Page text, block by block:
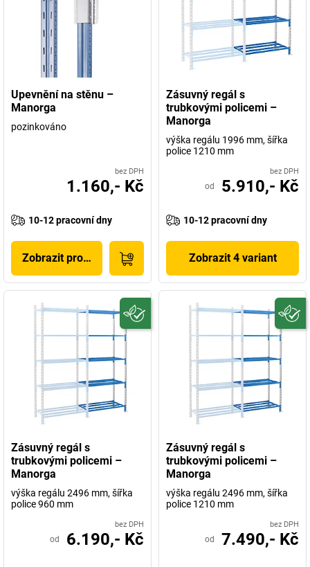
Upevnění na stěnu –
Manorga
pozinkováno
bez DPH
1.160,- Kč
10-12 pracovní dny
Zobrazit produkt
Zásuvný regál s
trubkovými policemi –
Manorga
výška regálu 1996 mm, šířka
police 1210 mm
bez DPH
od 5.910,- Kč
10-12 pracovní dny
Zobrazit 4 variant
Zásuvný regál s
trubkovými policemi –
Manorga
výška regálu 2496 mm, šířka
police 960 mm
bez DPH
od 6.190,- Kč
Zásuvný regál s
trubkovými policemi –
Manorga
výška regálu 2496 mm, šířka
police 1210 mm
bez DPH
od 7.490,- Kč